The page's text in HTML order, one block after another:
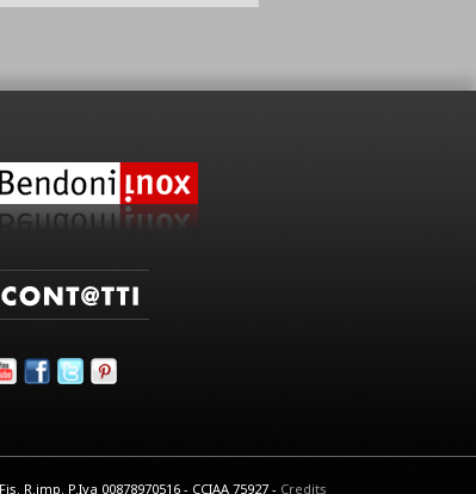
R.imp. P.Iva 00878970516 - CCIAA 75927 - Credits